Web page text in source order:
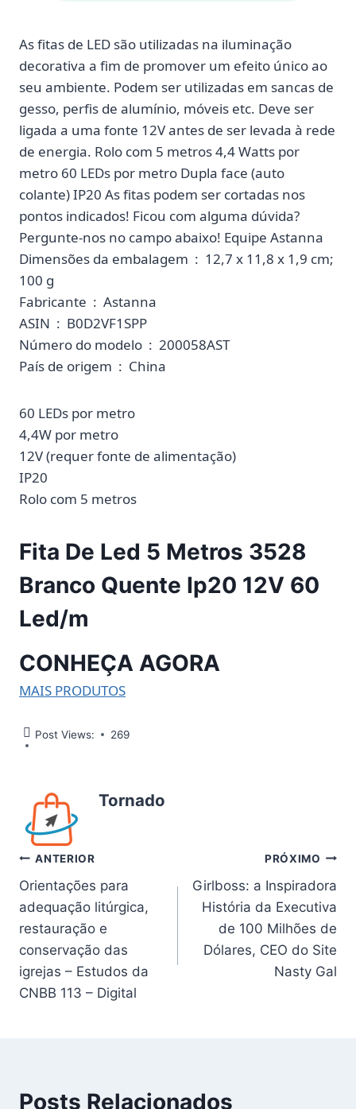
As fitas de LED são utilizadas na iluminação
decorativa a fim de promover um efeito único ao
seu ambiente. Podem ser utilizadas em sancas de
gesso, perfis de alumínio, móveis etc. Deve ser
ligada a uma fonte 12V antes de ser levada à rede
de energia. Rolo com 5 metros 4,4 Watts por
metro 60 LEDs por metro Dupla face (auto
colante) IP20 As fitas podem ser cortadas nos
pontos indicados! Ficou com alguma dúvida?
Pergunte-nos no campo abaixo! Equipe Astanna
Dimensões da embalagem ‏ : ‎ 12,7 x 11,8 x 1,9 cm;
100 g
Fabricante ‏ : ‎ Astanna
ASIN ‏ : ‎ B0D2VF1SPP
Número do modelo ‏ : ‎ 200058AST
País de origem ‏ : ‎ China
60 LEDs por metro
4,4W por metro
12V (requer fonte de alimentação)
IP20
Rolo com 5 metros
Fita De Led 5 Metros 3528
Branco Quente Ip20 12V 60
Led/m
CONHEÇA AGORA
MAIS PRODUTOS
Post Views: 269
Tornado
Navegação
de
Post
ANTERIOR
Orientações para
adequação litúrgica,
restauração e
conservação das
igrejas – Estudos da
CNBB 113 – Digital
PRÓXIMO
Girlboss: a Inspiradora
História da Executiva
de 100 Milhões de
Dólares, CEO do Site
Nasty Gal
Posts Relacionados